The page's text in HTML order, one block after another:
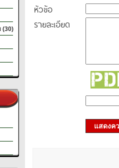
(30)
หัวข้อ
รายละเอียด
แสดงค